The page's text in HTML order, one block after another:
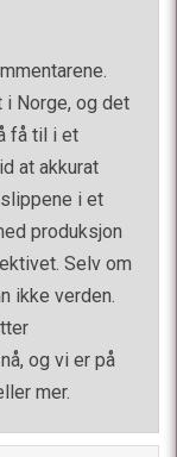
i Norge, og det
få til i et
at akkurat
i et
produksjon
Selv om
ikke verden.
og vi er på
mer.